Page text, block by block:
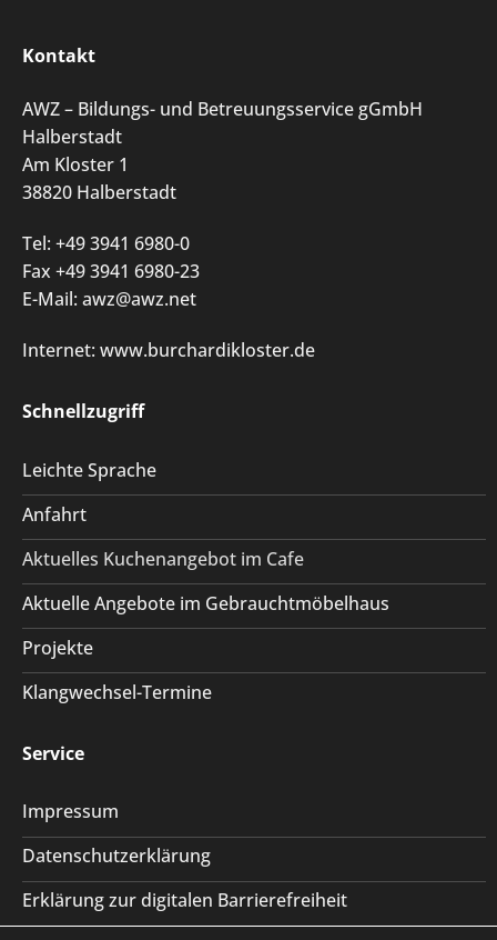
Kontakt
AWZ – Bildungs- und Betreuungsservice gGmbH
Halberstadt
Am Kloster 1
38820 Halberstadt
Tel: +49 3941 6980-0
Fax +49 3941 6980-23
E-Mail: awz@awz.net
Internet: www.burchardikloster.de
Schnellzugriff
Leichte Sprache
Anfahrt
Aktuelles Kuchenangebot im Cafe
Aktuelle Angebote im Gebrauchtmöbelhaus
Projekte
Klangwechsel-Termine
Service
Impressum
Datenschutzerklärung
Erklärung zur digitalen Barrierefreiheit